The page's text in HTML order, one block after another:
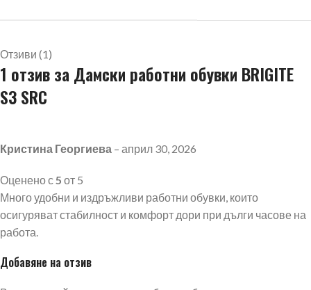
Отзиви (1)
1 отзив заДамски работни обувки BRIGITE
S3 SRC
Кристина Георгиева – април 30, 2026
Оценено с5 от 5
Много удобни и издръжливи работни обувки, които
осигуряват стабилност и комфорт дори при дълги часове на
работа.
Добавяне на отзив